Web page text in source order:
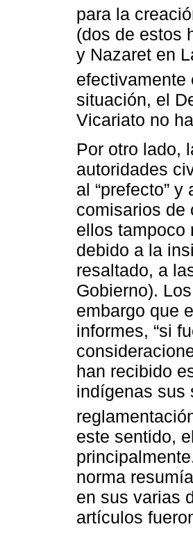
para la
(dos de estos
y Nazaret en
efectivamente
situación, el
Vicariato no
Por otro lado,
autoridades
al “prefecto”
comisarios de
ellos tampoco
debido a la
resaltado, a
Gobierno).
embargo que
informes, “si
han recibido
indígenas sus
este sentido,
norma
en sus varias
artículos